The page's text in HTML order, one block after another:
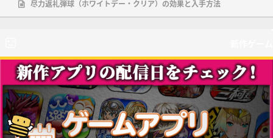
尽力返礼弾球（ホワイトデー・クリア）の効果と入手方法